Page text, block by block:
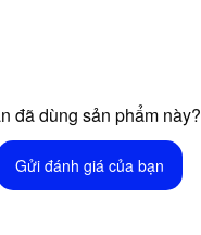
đã dùng sản phẩm này?
Gửi đánh giá của bạn